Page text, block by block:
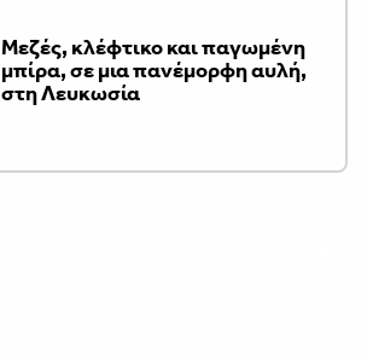
Μεζές, κλέφτικο και παγωμένη
μπίρα, σε μια πανέμορφη αυλή,
στη Λευκωσία